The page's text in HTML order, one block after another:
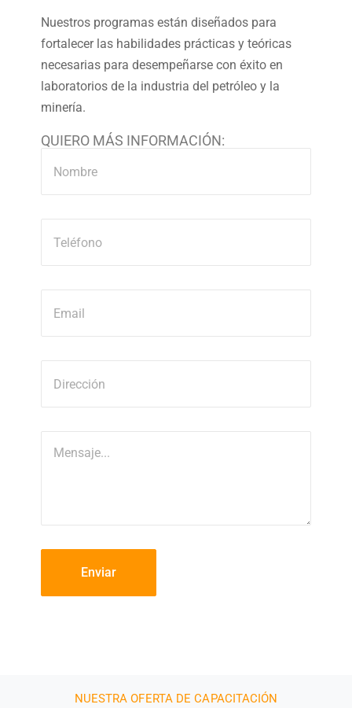
Nuestros programas están diseñados para
fortalecer las habilidades prácticas y teóricas
necesarias para desempeñarse con éxito en
laboratorios de la industria del petróleo y la
minería.
QUIERO MÁS INFORMACIÓN:
Enviar
NUESTRA OFERTA DE CAPACITACIÓN